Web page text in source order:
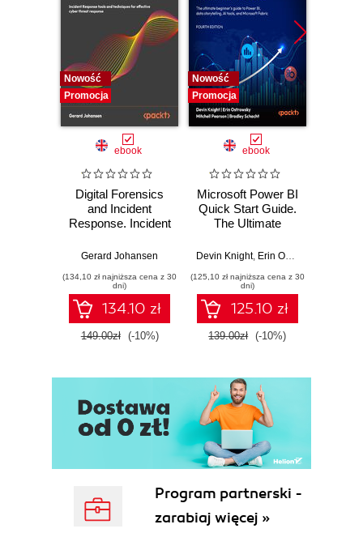
Nowość
Promocja
ebook
Digital Forensics
and Incident
Response. Incident
and techniques for
threat response -
Fourth Edition
Gerard Johansen
(134,10 zł najniższa cena z 30
dni)
134.10 zł
149.00zł (-10%)
Nowość
Promocja
ebook
Microsoft Power BI
Quick Start Guide.
The Ultimate
to Power BI, Data
Tools, and
Microsoft Fabric -
Fourth Edition
Devin Knight, Erin Ostrowsky
(125,10 zł najniższa cena z 30
dni)
125.10 zł
139.00zł (-10%)
Program partnerski -
zarabiaj więcej »